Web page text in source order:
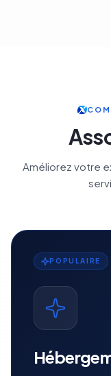
Améliorez votre
POPULAIRE